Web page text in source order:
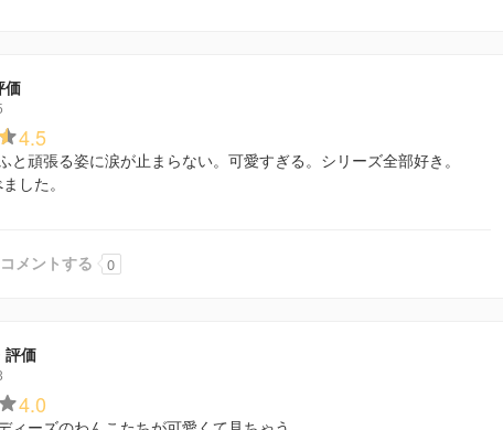
価
4.5
と頑張る姿に涙が止まらない。可愛すぎる。シリーズ全部好き。
した。
コメントする 0
評価
4.0